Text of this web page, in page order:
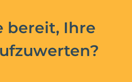
bereit, Ihre